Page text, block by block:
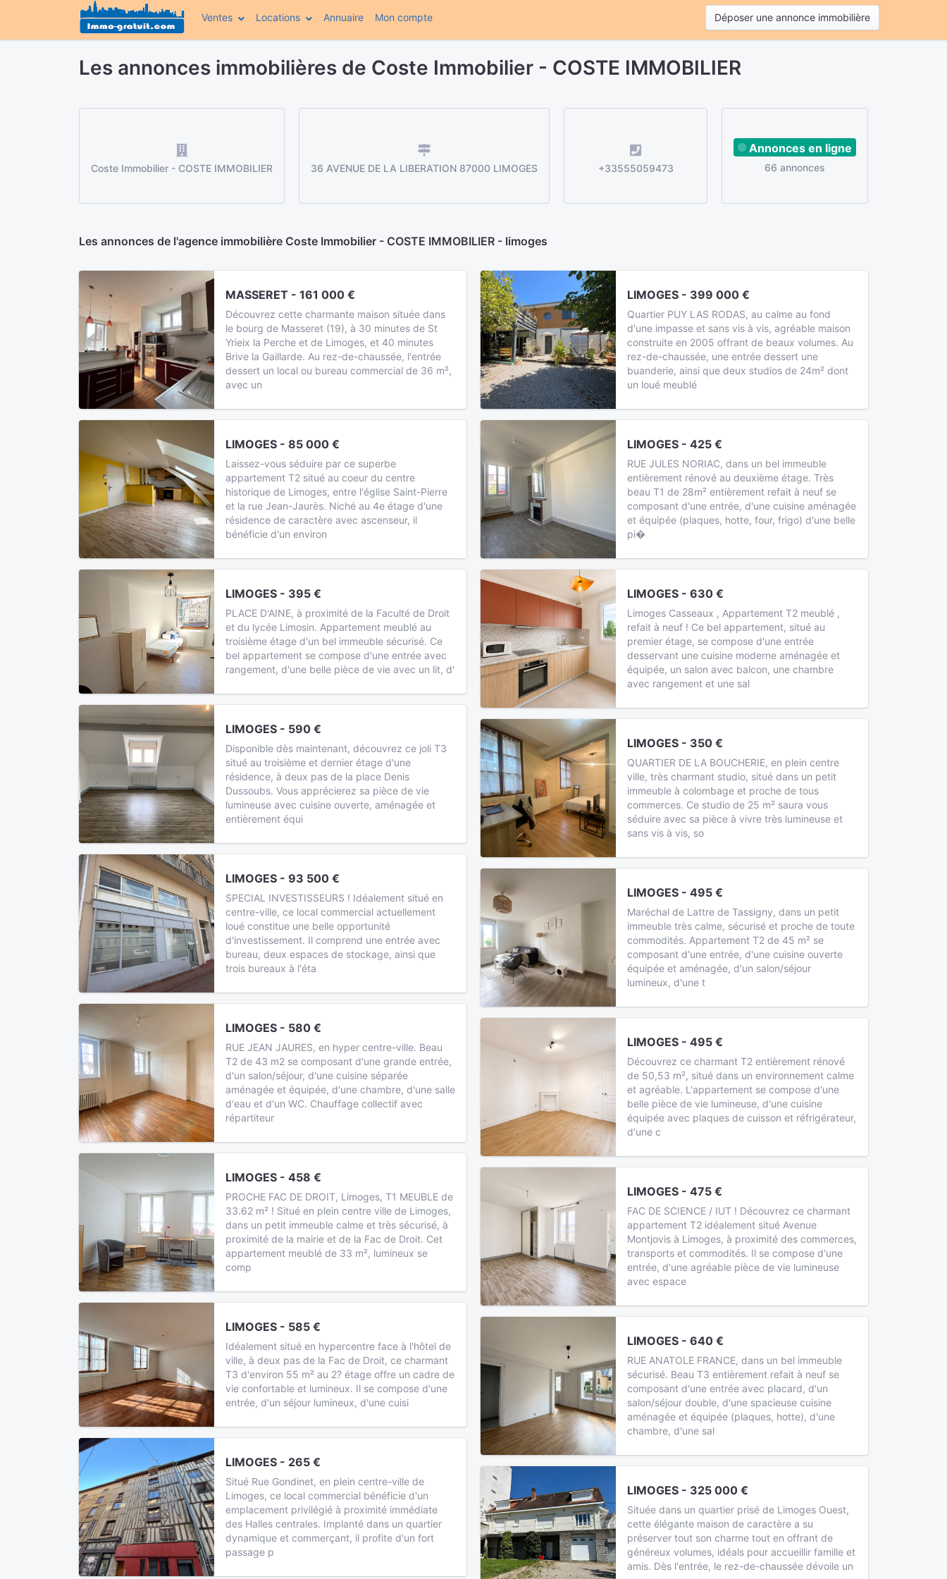
Ventes Locations Annuaire Mon compte(current) Déposer une annonce immobilière
Les annonces immobilières de Coste Immobilier - COSTE IMMOBILIER
Coste Immobilier - COSTE IMMOBILIER 36 AVENUE DE LA LIBERATION 87000 LIMOGES +33555059473
Annonces en ligne
66 annonces
Les annonces de l'agence immobilière Coste Immobilier - COSTE IMMOBILIER - limoges
MASSERET - 161 000 €
Découvrez cette charmante maison située dans
le bourg de Masseret (19), à 30 minutes de St
Yrieix la Perche et de Limoges, et 40 minutes
Brive la Gaillarde. Au rez-de-chaussée, l'entrée
dessert un local ou bureau commercial de 36 m²,
avec un
LIMOGES - 85 000 €
Laissez-vous séduire par ce superbe
appartement T2 situé au coeur du centre
historique de Limoges, entre l'église Saint-Pierre
et la rue Jean-Jaurès. Niché au 4e étage d'une
résidence de caractère avec ascenseur, il
bénéficie d'un environ
LIMOGES - 395 €
PLACE D'AINE, à proximité de la Faculté de Droit
et du lycée Limosin. Appartement meublé au
troisième étage d'un bel immeuble sécurisé. Ce
bel appartement se compose d'une entrée avec
rangement, d'une belle pièce de vie avec un lit, d'
LIMOGES - 590 €
Disponible dès maintenant, découvrez ce joli T3
situé au troisième et dernier étage d'une
résidence, à deux pas de la place Denis
Dussoubs. Vous apprécierez sa pièce de vie
lumineuse avec cuisine ouverte, aménagée et
entièrement équi
LIMOGES - 93 500 €
SPECIAL INVESTISSEURS ! Idéalement situé en
centre-ville, ce local commercial actuellement
loué constitue une belle opportunité
d'investissement. Il comprend une entrée avec
bureau, deux espaces de stockage, ainsi que
trois bureaux à l'éta
LIMOGES - 580 €
RUE JEAN JAURES, en hyper centre-ville. Beau
T2 de 43 m2 se composant d'une grande entrée,
d'un salon/séjour, d'une cuisine séparée
aménagée et équipée, d'une chambre, d'une salle
d'eau et d'un WC. Chauffage collectif avec
répartiteur
LIMOGES - 458 €
PROCHE FAC DE DROIT, Limoges, T1 MEUBLE de
33.62 m² ! Situé en plein centre ville de Limoges,
dans un petit immeuble calme et très sécurisé, à
proximité de la mairie et de la Fac de Droit. Cet
appartement meublé de 33 m², lumineux se
comp
LIMOGES - 585 €
Idéalement situé en hypercentre face à l'hôtel de
ville, à deux pas de la Fac de Droit, ce charmant
T3 d'environ 55 m² au 2? étage offre un cadre de
vie confortable et lumineux. Il se compose d'une
entrée, d'un séjour lumineux, d'une cuisi
LIMOGES - 265 €
Situé Rue Gondinet, en plein centre-ville de
Limoges, ce local commercial bénéficie d'un
emplacement privilégié à proximité immédiate
des Halles centrales. Implanté dans un quartier
dynamique et commerçant, il profite d'un fort
passage p
LIMOGES - 399 000 €
Quartier PUY LAS RODAS, au calme au fond
d'une impasse et sans vis à vis, agréable maison
construite en 2005 offrant de beaux volumes. Au
rez-de-chaussée, une entrée dessert une
buanderie, ainsi que deux studios de 24m² dont
un loué meublé
LIMOGES - 425 €
RUE JULES NORIAC, dans un bel immeuble
entièrement rénové au deuxième étage. Très
beau T1 de 28m² entièrement refait à neuf se
composant d'une entrée, d'une cuisine aménagée
et équipée (plaques, hotte, four, frigo) d'une belle
pi�
LIMOGES - 630 €
Limoges Casseaux , Appartement T2 meublé ,
refait à neuf ! Ce bel appartement, situé au
premier étage, se compose d'une entrée
desservant une cuisine moderne aménagée et
équipée, un salon avec balcon, une chambre
avec rangement et une sal
LIMOGES - 350 €
QUARTIER DE LA BOUCHERIE, en plein centre
ville, très charmant studio, situé dans un petit
immeuble à colombage et proche de tous
commerces. Ce studio de 25 m² saura vous
séduire avec sa pièce à vivre très lumineuse et
sans vis à vis, so
LIMOGES - 495 €
Maréchal de Lattre de Tassigny, dans un petit
immeuble très calme, sécurisé et proche de toute
commodités. Appartement T2 de 45 m² se
composant d'une entrée, d'une cuisine ouverte
équipée et aménagée, d'un salon/séjour
lumineux, d'une t
LIMOGES - 495 €
Découvrez ce charmant T2 entièrement rénové
de 50,53 m², situé dans un environnement calme
et agréable. L'appartement se compose d'une
belle pièce de vie lumineuse, d'une cuisine
équipée avec plaques de cuisson et réfrigérateur,
d'une c
LIMOGES - 475 €
FAC DE SCIENCE / IUT ! Découvrez ce charmant
appartement T2 idéalement situé Avenue
Montjovis à Limoges, à proximité des commerces,
transports et commodités. Il se compose d'une
entrée, d'une agréable pièce de vie lumineuse
avec espace
LIMOGES - 640 €
RUE ANATOLE FRANCE, dans un bel immeuble
sécurisé. Beau T3 entièrement refait à neuf se
composant d'une entrée avec placard, d'un
salon/séjour double, d'une spacieuse cuisine
aménagée et équipée (plaques, hotte), d'une
chambre, d'une sal
LIMOGES - 325 000 €
Située dans un quartier prisé de Limoges Ouest,
cette élégante maison de caractère a su
préserver tout son charme tout en offrant de
généreux volumes, idéals pour accueillir famille et
amis. Dès l'entrée, le rez-de-chaussée dévoile un